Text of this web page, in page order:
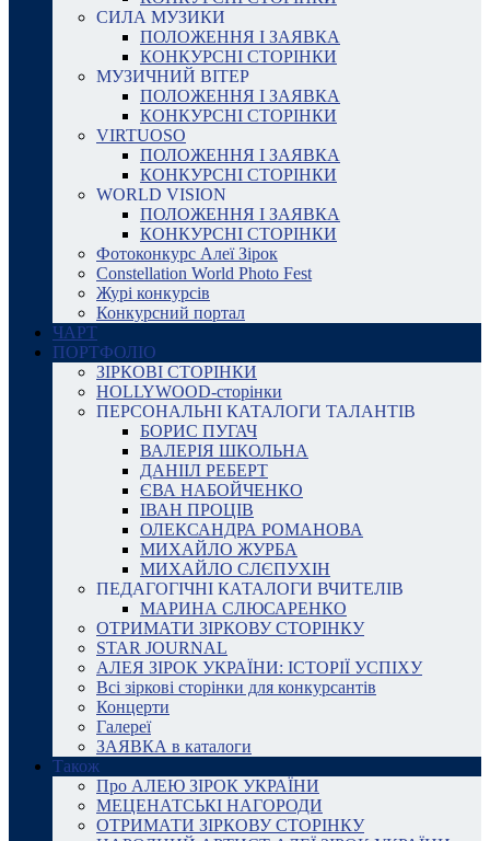
СИЛА МУЗИКИ
ПОЛОЖЕННЯ І ЗАЯВКА
КОНКУРСНІ СТОРІНКИ
МУЗИЧНИЙ ВІТЕР
ПОЛОЖЕННЯ І ЗАЯВКА
КОНКУРСНІ СТОРІНКИ
VIRTUOSO
ПОЛОЖЕННЯ І ЗАЯВКА
КОНКУРСНІ СТОРІНКИ
WORLD VISION
ПОЛОЖЕННЯ І ЗАЯВКА
КОНКУРСНІ СТОРІНКИ
Фотоконкурс Алеї Зірок
Constellation World Photo Fest
Журі конкурсів
Конкурсний портал
ЧАРТ
ПОРТФОЛІО
ЗІРКОВІ СТОРІНКИ
HOLLYWOOD-сторінки
ПЕРСОНАЛЬНІ КАТАЛОГИ ТАЛАНТІВ
БОРИС ПУГАЧ
ВАЛЕРІЯ ШКОЛЬНА
ДАНІІЛ РЕБЕРТ
ЄВА НАБОЙЧЕНКО
ІВАН ПРОЦІВ
ОЛЕКСАНДРА РОМАНОВА
МИХАЙЛО ЖУРБА
МИХАЙЛО СЛЄПУХІН
ПЕДАГОГІЧНІ КАТАЛОГИ ВЧИТЕЛІВ
МАРИНА СЛЮСАРЕНКО
ОТРИМАТИ ЗІРКОВУ СТОРІНКУ
STAR JOURNAL
АЛЕЯ ЗІРОК УКРАЇНИ: ІСТОРІЇ УСПІХУ
Всі зіркові сторінки для конкурсантів
Концерти
Галереї
ЗАЯВКА в каталоги
Також
Про АЛЕЮ ЗІРОК УКРАЇНИ
МЕЦЕНАТСЬКІ НАГОРОДИ
ОТРИМАТИ ЗІРКОВУ СТОРІНКУ